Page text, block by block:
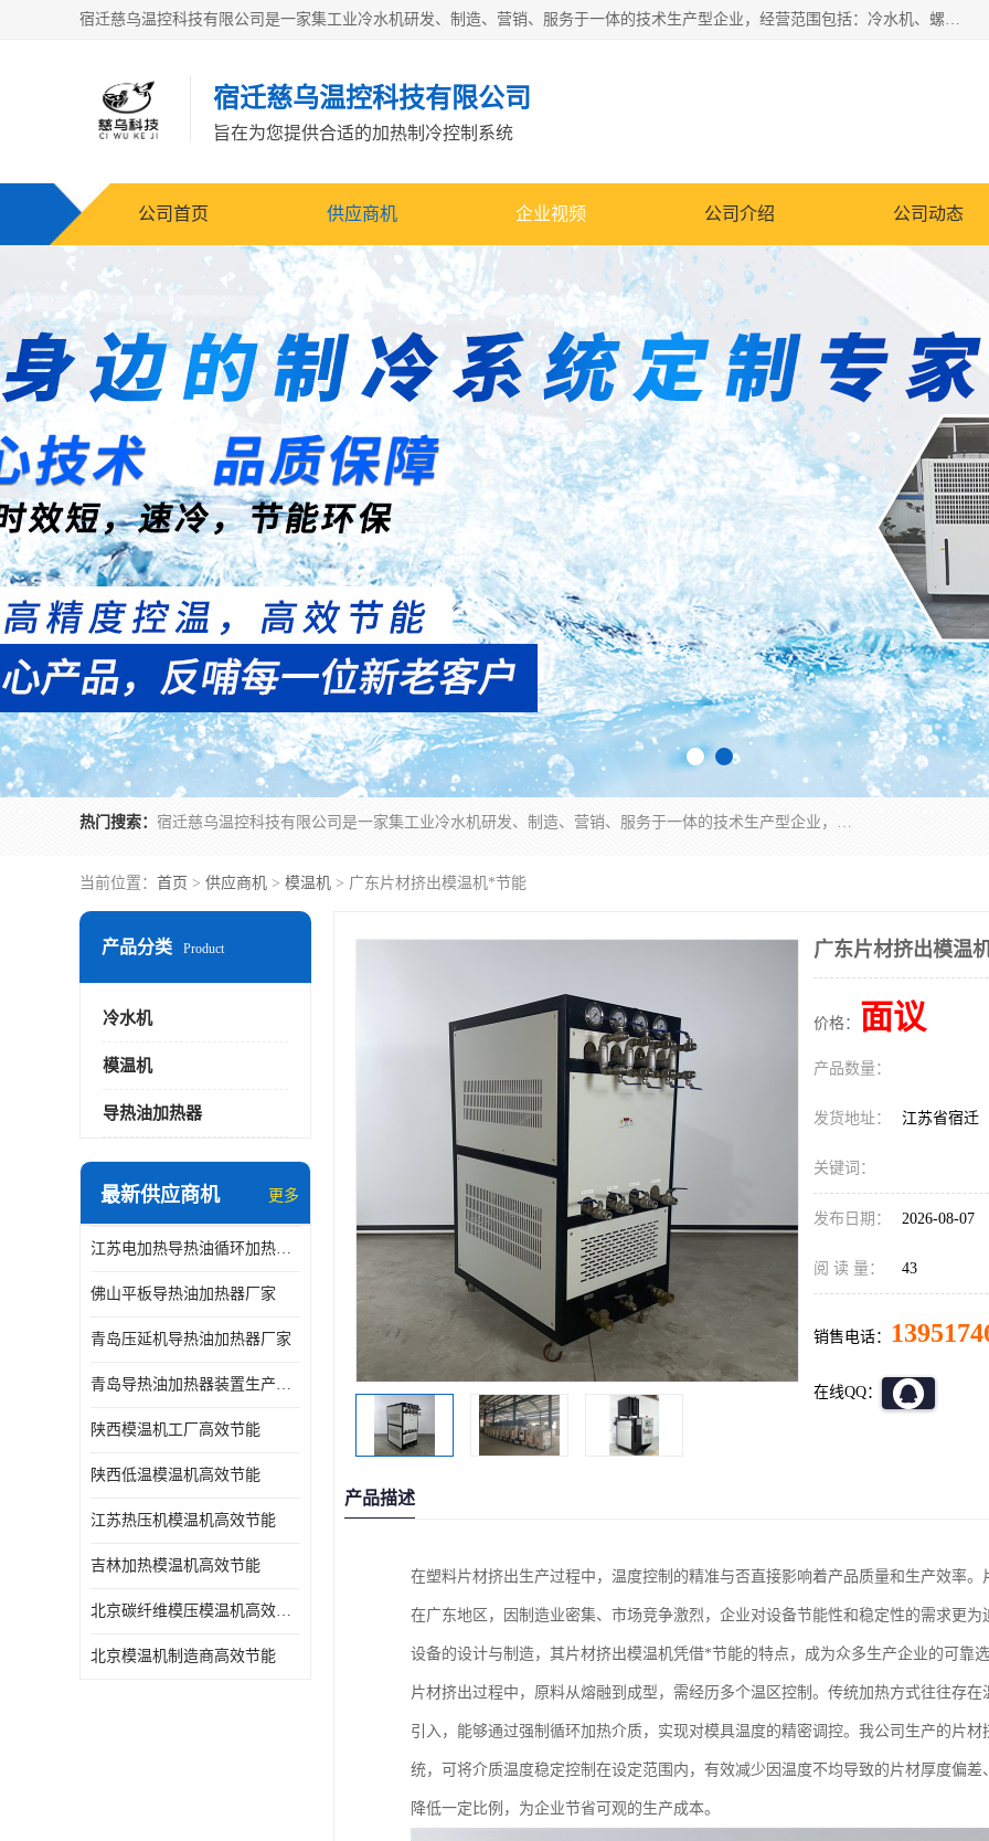
宿迁慈乌温控科技有限公司是一家集工业冷水机研发、制造、营销、服务于一体的技术生产型企业，经营范围包括：冷水机、螺杆式冷水机组、工业冷水机、水冷式冷水机、风冷式冷水机组、风冷螺杆式冷冻机组、冷冻机、注塑专用冷水机、混泥土专用冷水机、低温防爆冷水机组等。专业温控设备供应商 模温机/冷水机/导热油炉定制服务等
宿迁慈乌温控科技有限公司
旨在为您提供合适的加热制冷控制系统
公司首页 供应商机 企业视频 公司介绍 公司动态
热门搜索： 宿迁慈乌温控科技有限公司是一家集工业冷水机研发、制造、营销、服务于一体的技术生产型企业，经营范围包括：冷水机、螺杆式冷水机组、工业冷水机、水冷式冷水机、风冷式冷水机组、风冷螺杆式冷冻机组、冷冻机、注塑专用冷水机、混泥土专用冷水机、低温防爆冷水机组等。专业温控设备供应商 模温机/冷水机/导热油炉定制服务等
当前位置： 首页 > 供应商机 > 模温机 > 广东片材挤出模温机*节能
产品分类 Product
冷水机
模温机
导热油加热器
最新供应商机 更多
江苏电加热导热油循环加热器厂家
佛山平板导热油加热器厂家
青岛压延机导热油加热器厂家
青岛导热油加热器装置生产厂家
陕西模温机工厂高效节能
陕西低温模温机高效节能
江苏热压机模温机高效节能
吉林加热模温机高效节能
北京碳纤维模压模温机高效节能
北京模温机制造商高效节能
广东片材挤出模温
价格： 面议
产品数量：
发货地址： 江苏省宿迁
关键词：
发布日期： 2026-08-07
阅 读 量： 43
销售电话：
在线QQ：
产品描述
在塑料片材挤出生产过程中，温度控制的精准与否直接影响着产品质量和生产效率
在广东地区，因制造业密集、市场竞争激烈，企业对设备节能性和稳定性的需求更
设备的设计与制造，其片材挤出模温机凭借*节能的特点，成为众多生产企业的可靠
片材挤出过程中，原料从熔融到成型，需经历多个温区控制。传统加热方式往往存
引入，能够通过强制循环加热介质，实现对模具温度的精密调控。我公司生产的片
统，可将介质温度稳定控制在设定范围内，有效减少因温度不均导致的片材厚度偏
降低一定比例，为企业节省可观的生产成本。